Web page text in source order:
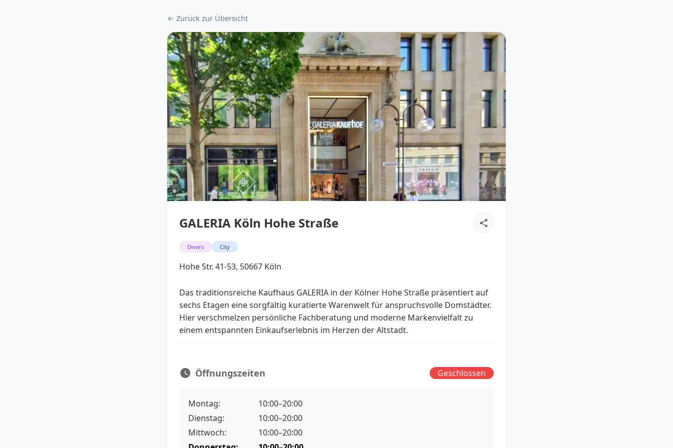
← Zurück zur Übersicht
GALERIA Köln Hohe Straße
Divers City
Hohe Str. 41-53, 50667 Köln
Das traditionsreiche Kaufhaus GALERIA in der Kölner Hohe Straße präsentiert auf
sechs Etagen eine sorgfältig kuratierte Warenwelt für anspruchsvolle Domstädter.
Hier verschmelzen persönliche Fachberatung und moderne Markenvielfalt zu
einem entspannten Einkaufserlebnis im Herzen der Altstadt.
Öffnungszeiten Geschlossen
Montag:
10:00–20:00
Dienstag:
10:00–20:00
Mittwoch:
10:00–20:00